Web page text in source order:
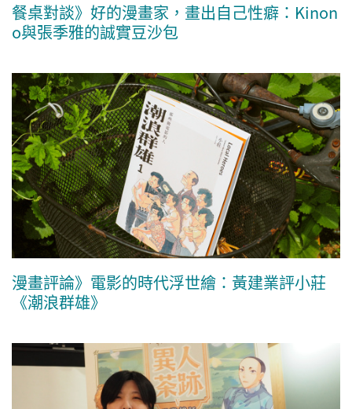
餐桌對談》好的漫畫家，畫出自己性癖：Kinon
o與張季雅的誠實豆沙包
漫畫評論》電影的時代浮世繪：黃建業評小莊
《潮浪群雄》